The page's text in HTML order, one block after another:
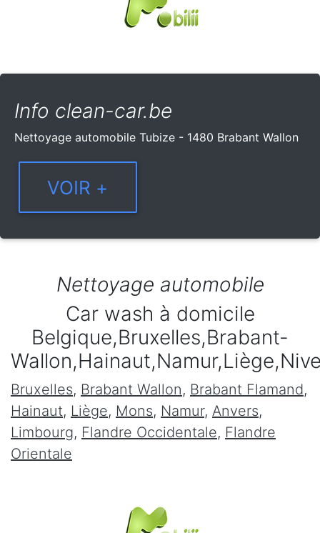
Info clean-car.be
Nettoyage automobile Tubize - 1480 Brabant Wallon
Nettoyage automobile
Car wash à domicile
Belgique,Bruxelles,Brabant-
Bruxelles, Brabant Wallon, Brabant Flamand,
Hainaut, Liège, Mons, Namur, Anvers,
Limbourg, Flandre Occidentale, Flandre
Orientale